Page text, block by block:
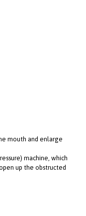
mouth and enlarge
machine, which
up the obstructed